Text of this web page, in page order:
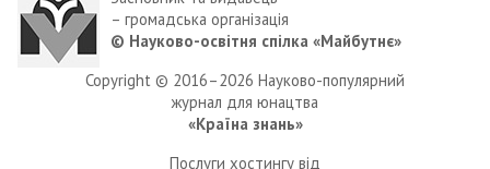
– громадська організація
© Науково-освітня спілка «Майбутнє»
Copyright © 2016–2026 Науково-популярний
журнал для юнацтва
«Країна знань»
Послуги хостингу від